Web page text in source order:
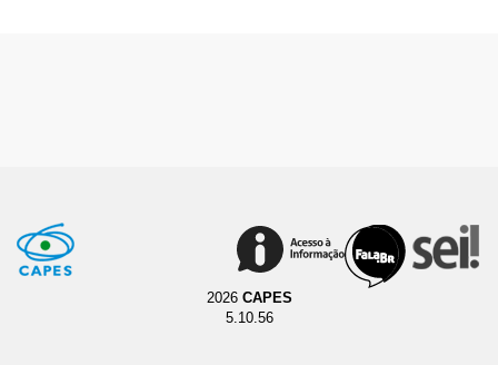
2026 CAPES
5.10.56